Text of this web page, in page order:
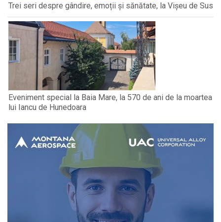
Trei seri despre gândire, emoții și sănătate, la Vișeu de Sus
Eveniment special la Baia Mare, la 570 de ani de la moartea
lui Iancu de Hunedoara